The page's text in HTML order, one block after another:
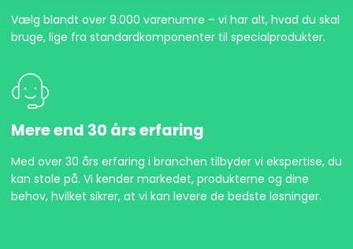
Vælg blandt over 9.000 varenumre – vi har alt, hvad du skal
bruge, lige fra standardkomponenter til specialprodukter.
Mere end 30 års erfaring
Med over 30 års erfaring i branchen tilbyder vi ekspertise, du
kan stole på. Vi kender markedet, produkterne og dine
behov, hvilket sikrer, at vi kan levere de bedste løsninger.